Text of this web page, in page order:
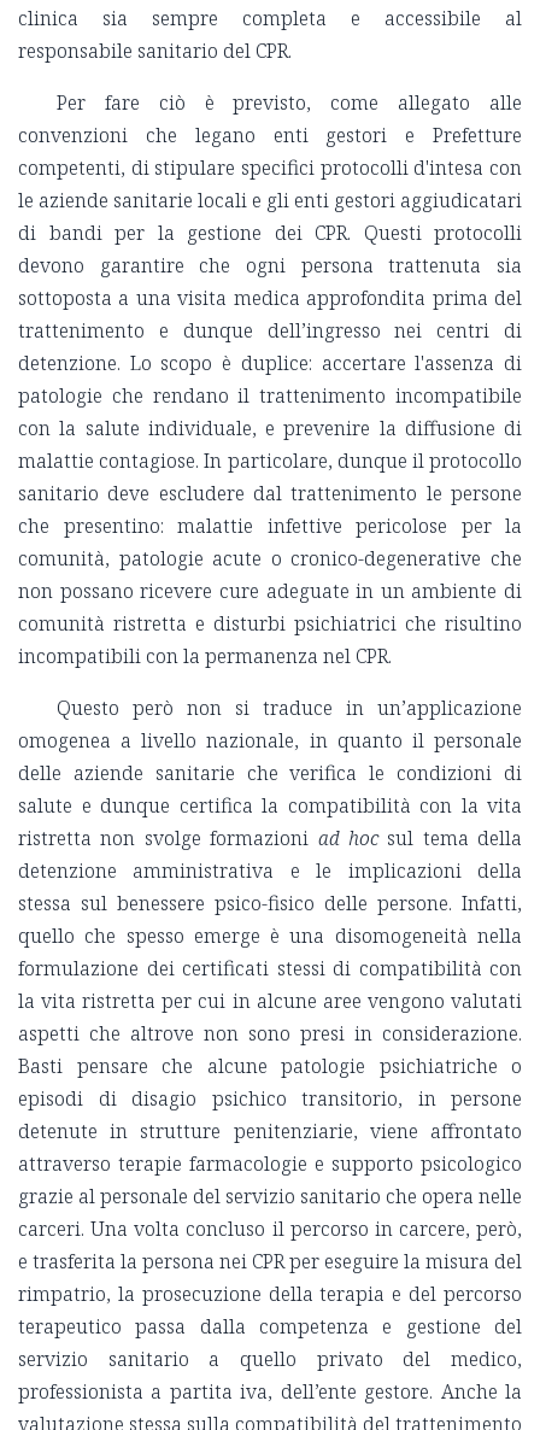
clinica sia sempre completa e accessibile al
responsabile sanitario del CPR.
Per fare ciò è previsto, come allegato alle
convenzioni che legano enti gestori e Prefetture
competenti, di stipulare specifici protocolli d'intesa con
le aziende sanitarie locali e gli enti gestori aggiudicatari
di bandi per la gestione dei CPR. Questi protocolli
devono garantire che ogni persona trattenuta sia
sottoposta a una visita medica approfondita prima del
trattenimento e dunque dell’ingresso nei centri di
detenzione. Lo scopo è duplice: accertare l'assenza di
patologie che rendano il trattenimento incompatibile
con la salute individuale, e prevenire la diffusione di
malattie contagiose. In particolare, dunque il protocollo
sanitario deve escludere dal trattenimento le persone
che presentino: malattie infettive pericolose per la
comunità, patologie acute o cronico-degenerative che
non possano ricevere cure adeguate in un ambiente di
comunità ristretta e disturbi psichiatrici che risultino
incompatibili con la permanenza nel CPR.
Questo però non si traduce in un’applicazione
omogenea a livello nazionale, in quanto il personale
delle aziende sanitarie che verifica le condizioni di
salute e dunque certifica la compatibilità con la vita
ristretta non svolge formazioni ad hocsul tema della
detenzione amministrativa e le implicazioni della
stessa sul benessere psico-fisico delle persone. Infatti,
quello che spesso emerge è una disomogeneità nella
formulazione dei certificati stessi di compatibilità con
la vita ristretta per cui in alcune aree vengono valutati
aspetti che altrove non sono presi in considerazione.
Basti pensare che alcune patologie psichiatriche o
episodi di disagio psichico transitorio, in persone
detenute in strutture penitenziarie, viene affrontato
attraverso terapie farmacologie e supporto psicologico
grazie al personale del servizio sanitario che opera nelle
carceri. Una volta concluso il percorso in carcere, però,
e trasferita la persona nei CPR per eseguire la misura del
rimpatrio, la prosecuzione della terapia e del percorso
terapeutico passa dalla competenza e gestione del
servizio sanitario a quello privato del medico,
professionista a partita iva, dell’ente gestore. Anche la
valutazione stessa sulla compatibilità del trattenimento